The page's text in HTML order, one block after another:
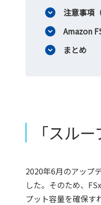
注意事項
Amazon
まとめ
「スル
2020年6月のアップ
した。そのため、
プット容量を確保す